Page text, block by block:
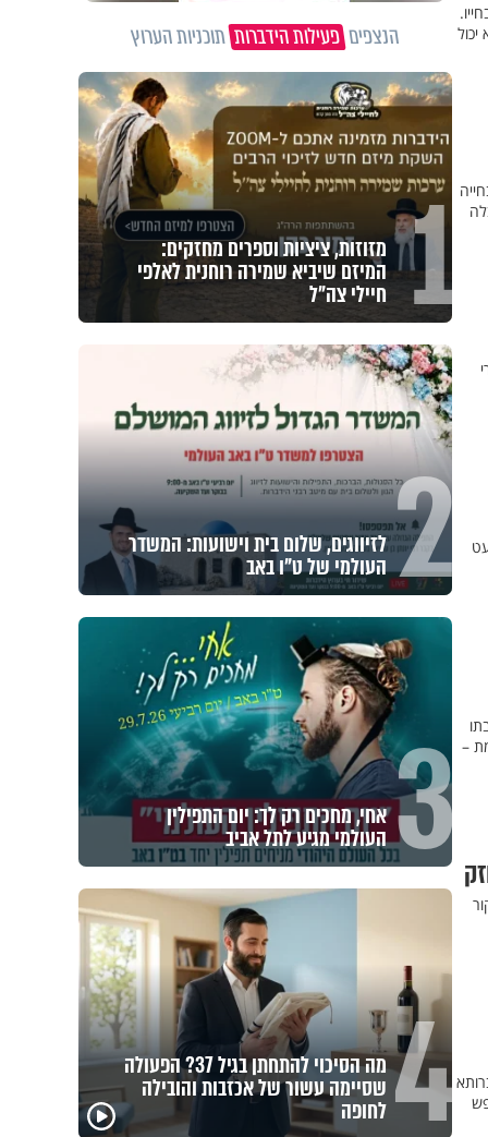
–
הנצפיםפעילות הידברותתוכניות הערוץ
1 מזוזות, ציציות וספרים מחזקים:
המיזם שיביא שמירה רוחנית לאלפי
חיילי צה"ל
2 לזיווגים, שלום בית וישועות: המשדר
העולמי של ט"ו באב
3 אחי, מחכים רק לך: יום התפילין
העולמי מגיע לתל אביב
4 מה הסיכוי להתחתן בגיל 37? הפעולה
שסיימה עשור של אכזבות והובילה
לחופה
באיזה ארץ לומדים יותר